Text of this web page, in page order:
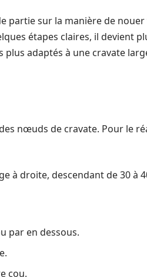
partie sur la manière de
étapes claires, il devient
adaptés à une cravate
nœuds de cravate. Pour le
à droite, descendant de 30 à
par en dessous.
cou.